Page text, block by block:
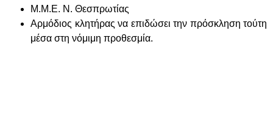
Μ.Μ.Ε. Ν. Θεσπρωτίας
Αρμόδιος κλητήρας να επιδώσει την πρόσκληση τούτη
μέσα στη νόμιμη προθεσμία.